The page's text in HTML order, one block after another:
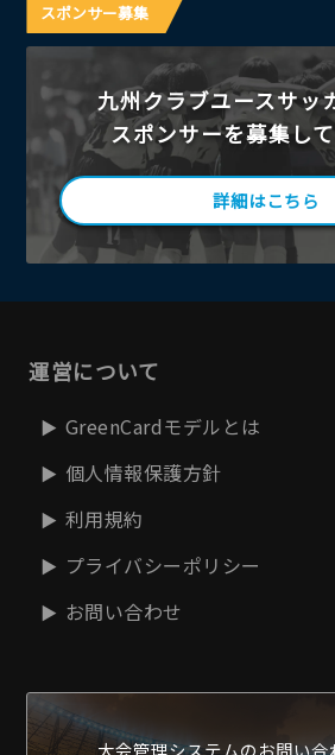
スポンサー募集
九州クラブユースサッ
スポンサーを募集して
詳細はこちら
運営について
GreenCardモデルとは
個人情報保護方針
利用規約
プライバシーポリシー
お問い合わせ
大会管理システムのお問い